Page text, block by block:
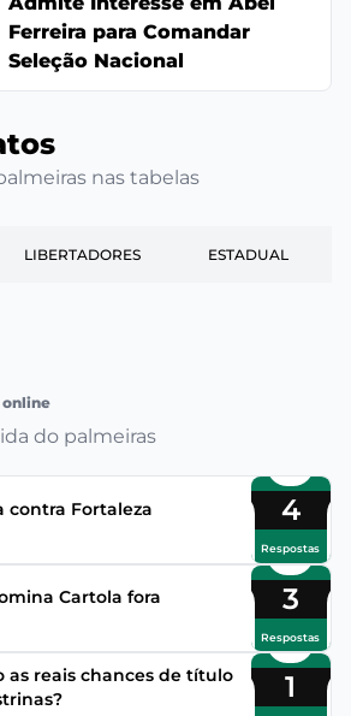
Ferreira para Comandar
Seleção Nacional
nas tabelas
LIBERTADORES ESTADUAL
online
do palmeiras
contra Fortaleza 4
Respostas
Cartola fora 3
Respostas
as reais chances de título
1